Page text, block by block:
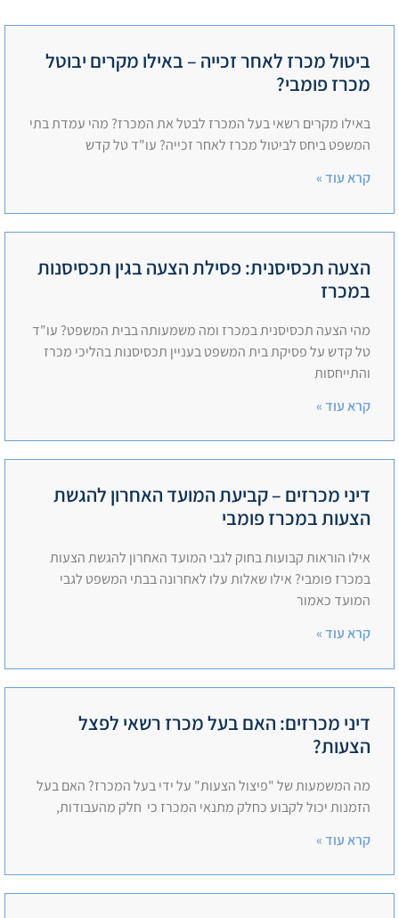
ביטול מכרז לאחר זכייה – באילו מקרים יבוטל
מכרז פומבי?
באילו מקרים רשאי בעל המכרז לבטל את המכרז? מהי עמדת בתי
המשפט ביחס לביטול מכרז לאחר זכייה? עו"ד טל קדש
קרא עוד »
הצעה תכסיסנית: פסילת הצעה בגין תכסיסנות
במכרז
מהי הצעה תכסיסנית במכרז ומה משמעותה בבית המשפט? עו"ד
טל קדש על פסיקת בית המשפט בעניין תכסיסנות בהליכי מכרז
והתייחסות
קרא עוד »
דיני מכרזים – קביעת המועד האחרון להגשת
הצעות במכרז פומבי
אילו הוראות קבועות בחוק לגבי המועד האחרון להגשת הצעות
במכרז פומבי? אילו שאלות עלו לאחרונה בבתי המשפט לגבי
המועד כאמור
קרא עוד »
דיני מכרזים: האם בעל מכרז רשאי לפצל
הצעות?
מה המשמעות של "פיצול הצעות" על ידי בעל המכרז? האם בעל
הזמנות יכול לקבוע כחלק מתנאי המכרז כי חלק מהעבודות,
קרא עוד »